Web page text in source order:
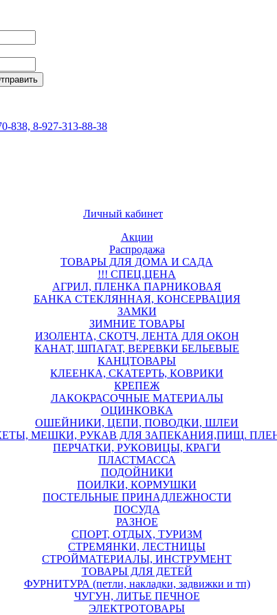
838, 8-927-313-88-38
Личный кабинет
Акции
Распродажа
ТОВАРЫ ДЛЯ ДОМА И САДА
!!! СПЕЦ.ЦЕНА
АГРИЛ, ПЛЕНКА ПАРНИКОВАЯ
БАНКА СТЕКЛЯННАЯ, КОНСЕРВАЦИЯ
ЗАМКИ
ЗИМНИЕ ТОВАРЫ
ИЗОЛЕНТА, СКОТЧ, ЛЕНТА ДЛЯ ОКОН
КАНАТ, ШПАГАТ, ВЕРЕВКИ БЕЛЬЕВЫЕ
КАНЦТОВАРЫ
КЛЕЕНКА, СКАТЕРТЬ, КОВРИКИ
КРЕПЕЖ
ЛАКОКРАСОЧНЫЕ МАТЕРИАЛЫ
ОЦИНКОВКА
ОШЕЙНИКИ, ЦЕПИ, ПОВОДКИ, ШЛЕИ
МЕШКИ, РУКАВ ДЛЯ ЗАПЕКАНИЯ,ПИЩ.
ПЕРЧАТКИ, РУКОВИЦЫ, КРАГИ
ПЛАСТМАССА
ПОДОЙНИКИ
ПОИЛКИ, КОРМУШКИ
ПОСТЕЛЬНЫЕ ПРИНАДЛЕЖНОСТИ
ПОСУДА
РАЗНОЕ
СПОРТ, ОТДЫХ, ТУРИЗМ
СТРЕМЯНКИ, ЛЕСТНИЦЫ
СТРОЙМАТЕРИАЛЫ, ИНСТРУМЕНТ
ТОВАРЫ ДЛЯ ДЕТЕЙ
ФУРНИТУРА (петли, накладки, задвижки и тп)
ЧУГУН, ЛИТЬЕ ПЕЧНОЕ
ЭЛЕКТРОТОВАРЫ